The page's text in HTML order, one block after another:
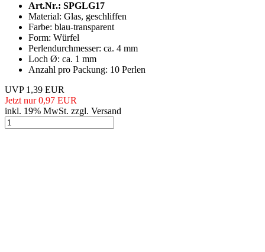
Art.Nr.: SPGLG17
Material: Glas, geschliffen
Farbe: blau-transparent
Form: Würfel
Perlendurchmesser: ca. 4 mm
Loch Ø: ca. 1 mm
Anzahl pro Packung: 10 Perlen
UVP 1,39 EUR
Jetzt nur 0,97 EUR
inkl. 19% MwSt. zzgl. Versand